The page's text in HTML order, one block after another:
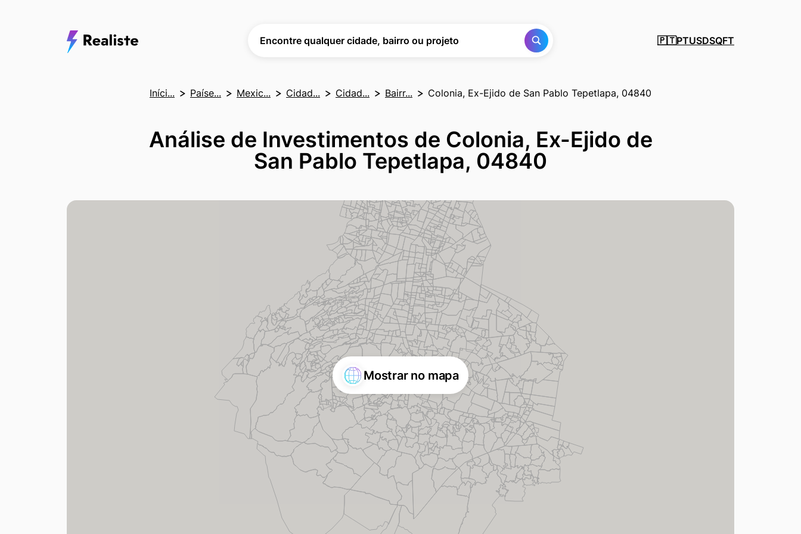
Encontre qualquer cidade, bairro ou projeto
🇵🇹PTUSDSQFT
Iníci... Paíse... Mexic... Cidad... Cidad... Bairr... Colonia, Ex-Ejido de San Pablo Tepetlapa, 04840
Análise de Investimentos de Colonia, Ex-Ejido de
San Pablo Tepetlapa, 04840
Mostrar no mapa